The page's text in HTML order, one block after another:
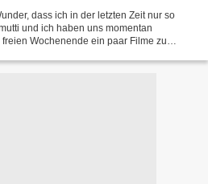
dass ich in der letzten Zeit nur so
und ich haben uns momentan
Wochenende ein paar Filme zu